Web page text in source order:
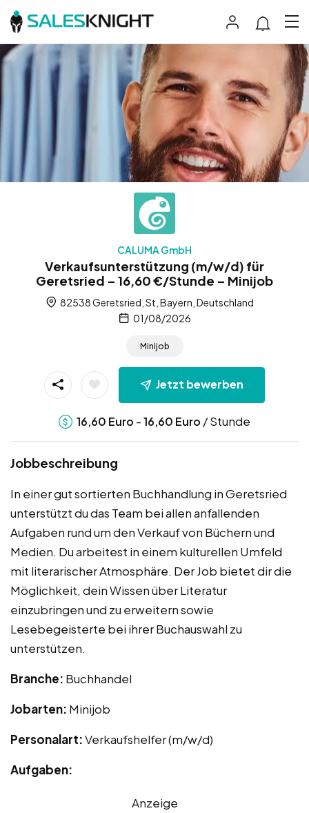
CALUMA GmbH
Verkaufsunterstützung (m/w/d) für
Geretsried – 16,60 €/Stunde – Minijob
82538 Geretsried, St, Bayern, Deutschland
01/08/2026
Minijob
Jetzt bewerben
16,60 Euro -16,60 Euro / Stunde
Jobbeschreibung
In einer gut sortierten Buchhandlung in Geretsried
unterstützt du das Team bei allen anfallenden
Aufgaben rund um den Verkauf von Büchern und
Medien. Du arbeitest in einem kulturellen Umfeld
mit literarischer Atmosphäre. Der Job bietet dir die
Möglichkeit, dein Wissen über Literatur
einzubringen und zu erweitern sowie
Lesebegeisterte bei ihrer Buchauswahl zu
unterstützen.
Branche: Buchhandel
Jobarten: Minijob
Personalart:Verkaufshelfer (m/w/d)
Aufgaben:
Anzeige